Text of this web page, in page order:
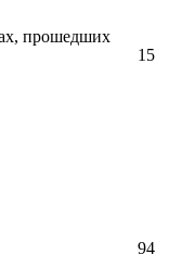
прошедших
15
94